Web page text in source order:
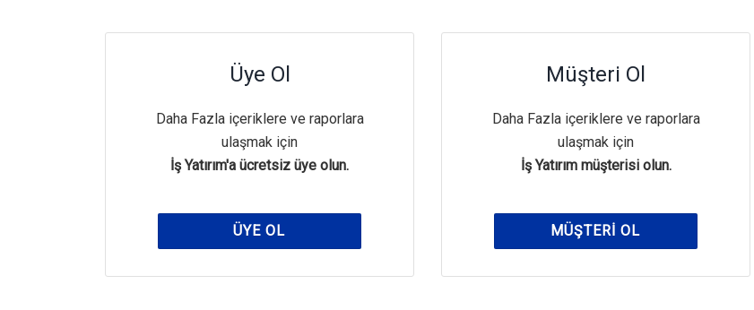
Üye Ol
Daha Fazla içeriklere ve raporlara
ulaşmak için
İş Yatırım'a ücretsiz üye olun.
ÜYE OL
Müşteri Ol
Daha Fazla içeriklere ve raporlara
ulaşmak için
İş Yatırım müşterisi olun.
MÜŞTERI OL